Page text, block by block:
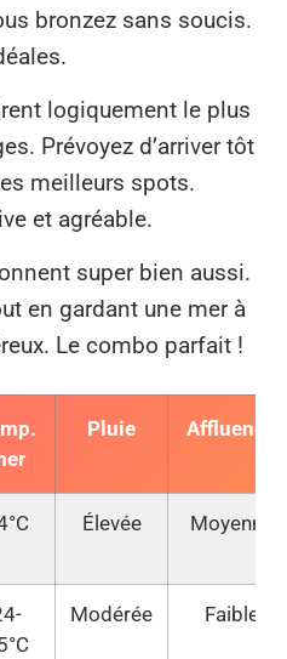
bronzez sans soucis.
logiquement le plus
Prévoyez d’arriver tôt
meilleurs spots.
et agréable.
super bien aussi.
en gardant une mer à
Le combo parfait !
Pluie Affluence
Élevée Moyenne
Modérée Faible